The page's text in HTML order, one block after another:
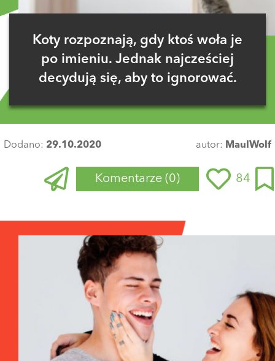
Koty rozpoznają, gdy ktoś woła je
po imieniu. Jednak najcześciej
decydują się, aby to ignorować.
Dodano: 29.10.2020 autor: MaulWolf
Komentarze (0) 84